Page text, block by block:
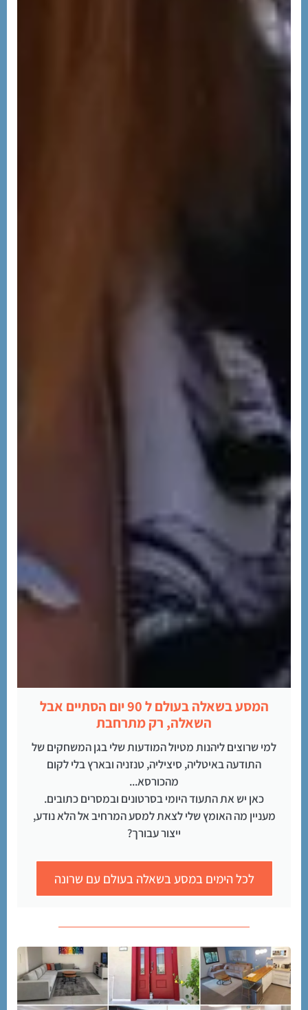
המסע בשאלה בעולם ל 90 יום הסתיים אבל
השאלה, רק מתרחבת
למי שרוצים ליהנות מטיול המודעות שלי בגן המשחקים של
התודעה באיטליה, סיציליה, טנזניה ובארץ בלי לקום
מהכורסא...
כאן יש את התעוד היומי בסרטונים ובמסרים כתובים.
מעניין מה האומץ שלי לצאת למסע המרחיב אל הלא נודע,
ייצור עבורך?
לכל הימים במסע בשאלה בעולם עם שרונה